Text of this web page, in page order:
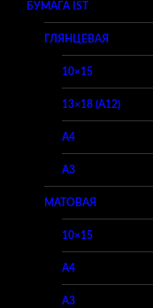
БУМАГА IST
ГЛЯНЦЕВАЯ
10×15
13×18 (A12)
A4
A3
МАТОВАЯ
10×15
A4
A3